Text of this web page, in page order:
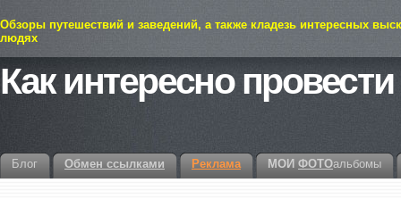
Обзоры путешествий и заведений, а также кладезь интересных
людях
Как интересно
Блог Обмен ссылками Реклама МОИ ФОТОальбомы